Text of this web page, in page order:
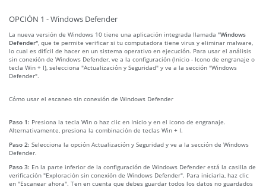
OPCIÓN 1 - Windows Defender
La nueva versión de Windows 10 tiene una aplicación integrada llamada "Windows
Defender" , que te permite verificar si tu computadora tiene virus y eliminar malware,
lo cual es difícil de hacer en un sistema operativo en ejecución. Para usar el análisis
sin conexión de Windows Defender, ve a la configuración (Inicio - Icono de engranaje o
tecla Win + I), selecciona "Actualización y Seguridad" y ve a la sección "Windows
Defender".
Cómo usar el escaneo sin conexión de Windows Defender
Paso 1: Presiona la tecla Win o haz clic en Inicio y en el icono de engranaje.
Alternativamente, presiona la combinación de teclas Win + I.
Paso 2: Selecciona la opción Actualización y Seguridad y ve a la sección de Windows
Defender.
Paso 3: En la parte inferior de la configuración de Windows Defender está la casilla de
verificación "Exploración sin conexión de Windows Defender". Para iniciarla, haz clic
en "Escanear ahora". Ten en cuenta que debes guardar todos los datos no guardados